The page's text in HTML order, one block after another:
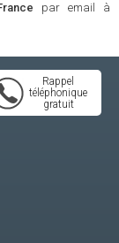
par email à
Rappel
téléphonique
gratuit